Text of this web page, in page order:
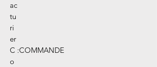
ac
tu
ri
er
C
o
:COMMANDE